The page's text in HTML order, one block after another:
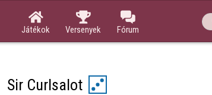

Játékok

Versenyek

Fórum
Sir Curlsalot